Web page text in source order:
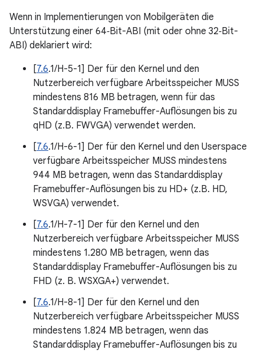
Wenn in Implementierungen von Mobilgeräten die
Unterstützung einer 64‑Bit-ABI (mit oder ohne 32‑Bit-
ABI) deklariert wird:
[7.6.1/H-5-1] Der für den Kernel und den
Nutzerbereich verfügbare Arbeitsspeicher MUSS
mindestens 816 MB betragen, wenn für das
Standarddisplay Framebuffer-Auflösungen bis zu
qHD (z.B. FWVGA) verwendet werden.
[7.6.1/H-6-1] Der für den Kernel und den Userspace
verfügbare Arbeitsspeicher MUSS mindestens
944 MB betragen, wenn das Standarddisplay
Framebuffer-Auflösungen bis zu HD+ (z.B. HD,
WSVGA) verwendet.
[7.6.1/H-7-1] Der für den Kernel und den
Nutzerbereich verfügbare Arbeitsspeicher MUSS
mindestens 1.280 MB betragen, wenn das
Standarddisplay Framebuffer-Auflösungen bis zu
FHD (z. B. WSXGA+) verwendet.
[7.6.1/H-8-1] Der für den Kernel und den
Nutzerbereich verfügbare Arbeitsspeicher MUSS
mindestens 1.824 MB betragen, wenn das
Standarddisplay Framebuffer-Auflösungen bis zu